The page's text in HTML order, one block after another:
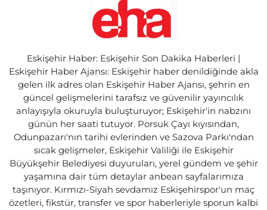
Eskişehir Haber: Eskişehir Son Dakika Haberleri |
Eskişehir Haber Ajansı: Eskişehir haber denildiğinde akla
gelen ilk adres olan Eskişehir Haber Ajansı, şehrin en
güncel gelişmelerini tarafsız ve güvenilir yayıncılık
anlayışıyla okuruyla buluşturuyor; Eskişehir'in nabzını
günün her saati tutuyor. Porsuk Çayı kıyısından,
Odunpazarı'nın tarihi evlerinden ve Sazova Parkı'ndan
sıcak gelişmeler, Eskişehir Valiliği ile Eskişehir
Büyükşehir Belediyesi duyuruları, yerel gündem ve şehir
yaşamına dair tüm detaylar anbean sayfalarımıza
taşınıyor. Kırmızı-Siyah sevdamız Eskişehirspor'un maç
özetleri, fikstür, transfer ve spor haberleriyle sporun kalbi